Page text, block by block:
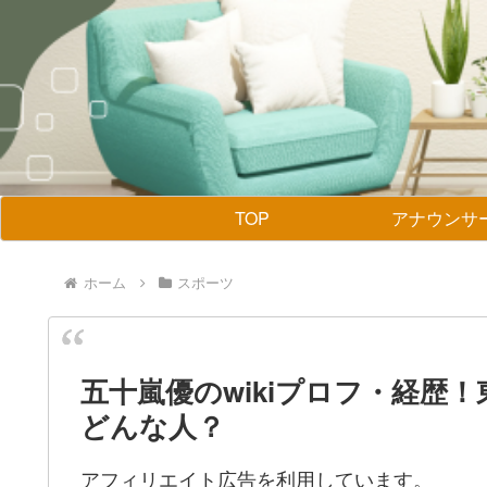
TOP アナウンサ
ホーム スポーツ
五十嵐優のwikiプロフ・経歴
どんな人？
アフィリエイト広告を利用しています。